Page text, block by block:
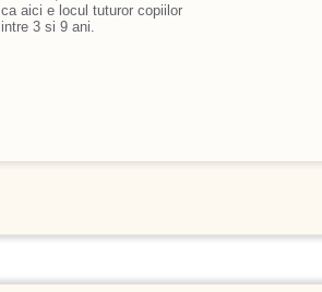
ca aici e locul tuturor copiilor
intre 3 si 9 ani.